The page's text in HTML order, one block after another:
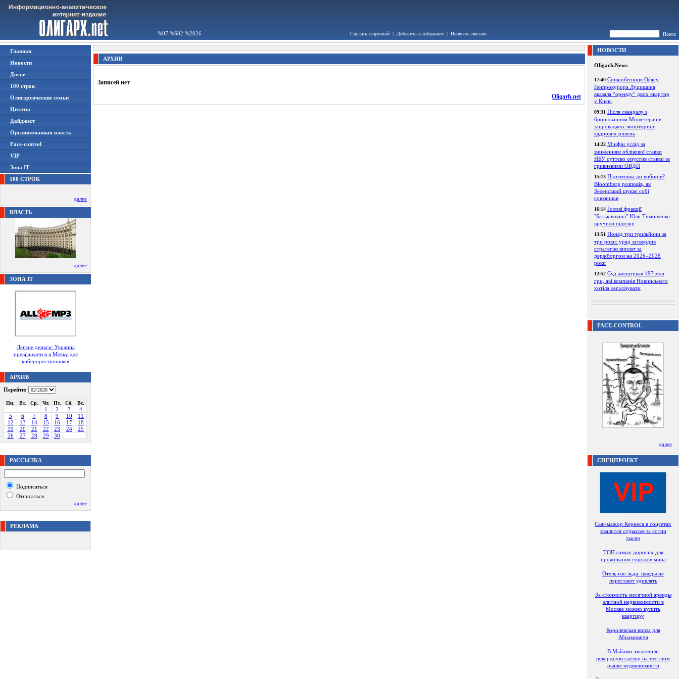
%07 %682 %2026 Сделать стартовой | Добавить в избранное | Написать письмо Поиск
Главная
Новости
Досье
100 строк
Олигархические семьи
Цитаты
Дайджест
Организованная власть
Face-control
VIP
Зона IT
100 СТРОК
далее
ВЛАСТЬ
далее
ЗОНА IT
Легкие деньги: Украина
превращается в Мекку для
киберпреступников
АРХИВ
Перейти:
Пн. Вт. Ср. Чт. Пт. Сб. Вс.
1 2 3
4
5
6 7 8 9 10
11
12
13 14 15 16 17
18
19
20 21 22 23 24
25
26
27 28 29 30
РАССЫЛКА
Подписаться
Отписаться
далее
РЕКЛАМА
АРХИВ
Записей нет
Oligarh.net
НОВОСТИ
Oligarh.News
17:40 Співробітниця Офісу
Генпрокурора Луцишина
вказала “оренду” двох квартир
у Києві
09:31 Після скандалу з
бронюванням Мінветеранів
запроваджує моніторинг
кадрових рішень
14:22 Мінфін услід за
зниженням облікової ставки
НБУ суттєво опустив ставки за
гривневими ОВДП
15:13 Підготовка до виборів?
Bloomberg розповів, як
Зеленський шукає собі
союзників
16:14 Голові фракції
"Батьківщина" Юлії Тимошенко
вручили підозру
13:51 Понад три трильйони за
три роки: уряд затвердив
стратегію виплат за
держборгом на 2026–2028
роки
12:52 Суд арештував 197 млн
грн, які компанія Новинського
хотіла легалізувати
FACE-CONTROL
далее
СПЕЦПРОЕКТ
Сын-мажор Кернеса в соцсетях
хвалится отдыхом за сотни
тысяч
ТОП самых дорогих для
проживания городов мира
Отель изо льда: шведы не
перестают удивлять
За стоимость месячной аренды
элитной недвижимости в
Москве можно купить
квартиру
Королевская вилла для
Абрамовича
В Майами заключили
рекордную сделку на местном
рынке недвижимости